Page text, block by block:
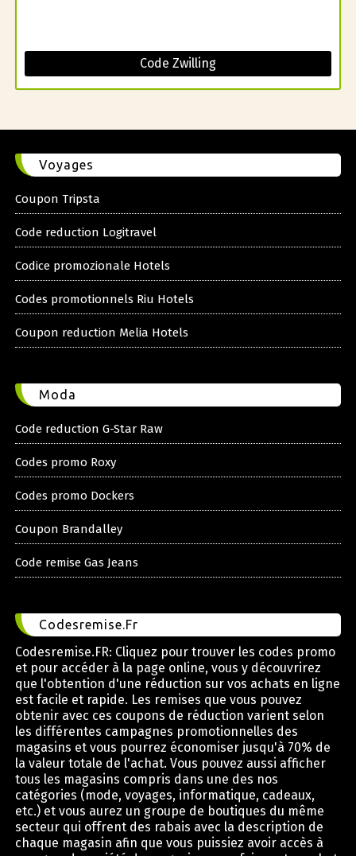
Code Zwilling
Voyages
Coupon Tripsta
Code reduction Logitravel
Codice promozionale Hotels
Codes promotionnels Riu Hotels
Coupon reduction Melia Hotels
Moda
Code reduction G-Star Raw
Codes promo Roxy
Codes promo Dockers
Coupon Brandalley
Code remise Gas Jeans
Codesremise.Fr
Codesremise.FR: Cliquez pour trouver les codes promo
et pour accéder à la page online, vous y découvrirez
que l'obtention d'une réduction sur vos achats en ligne
est facile et rapide. Les remises que vous pouvez
obtenir avec ces coupons de réduction varient selon
les différentes campagnes promotionnelles des
magasins et vous pourrez économiser jusqu'à 70% de
la valeur totale de l'achat. Vous pouvez aussi afficher
tous les magasins compris dans une des nos
catégories (mode, voyages, informatique, cadeaux,
etc.) et vous aurez un groupe de boutiques du même
secteur qui offrent des rabais avec la description de
chaque magasin afin que vous puissiez avoir accès à